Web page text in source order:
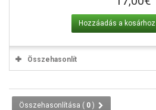
Hozzáadás a kosárhoz
Összehasonlít
Összehasonlítása ( 0 )